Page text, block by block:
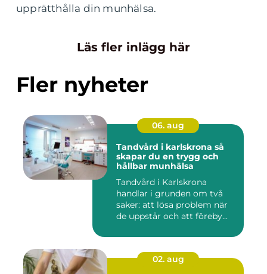
upprätthålla din munhälsa.
Läs fler inlägg här
Fler nyheter
06. aug
Tandvård i karlskrona så
skapar du en trygg och
hållbar munhälsa
Tandvård i Karlskrona
handlar i grunden om två
saker: att lösa problem när
de uppstår och att föreby...
02. aug